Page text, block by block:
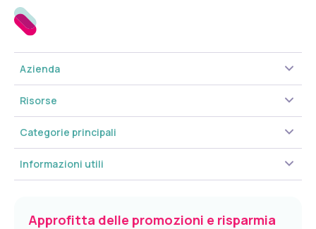
Tenere il prodotto fuori dalla portata dei bambini al di sotto dei tre anni.
La data di fine validità si riferisce al prodotto correttamente conservato, in
confezione integra.
Conservazione
luce.
Formato
30 compresse.
Peso netto: 32,25 g.
Azienda
Risorse
Categorie principali
Informazioni utili
Approfitta delle promozioni e risparmia